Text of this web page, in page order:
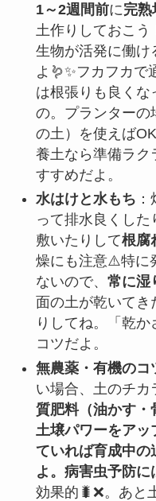
1～2週間前に完熟
土作りしておこ
生物が活発に働け
よ🪱✨フカフカで
は根張りも良くな
の。プランターの
の土）を使えば
養土なら準備ラク
すすめだよ。
水はけと水もち
って排水良くし
敷いたりして根腐
燥にも注意⚠️特に
ないので、 常に湿
面の土が乾いてき
りしてね。「乾
コツだよ。
無農薬・有機のコ
い場合、土のチカ
質肥料（油かす・
土壌パワーをア
ていれば育成中の
よ。病害虫予防に
効果的🐛❌。あと